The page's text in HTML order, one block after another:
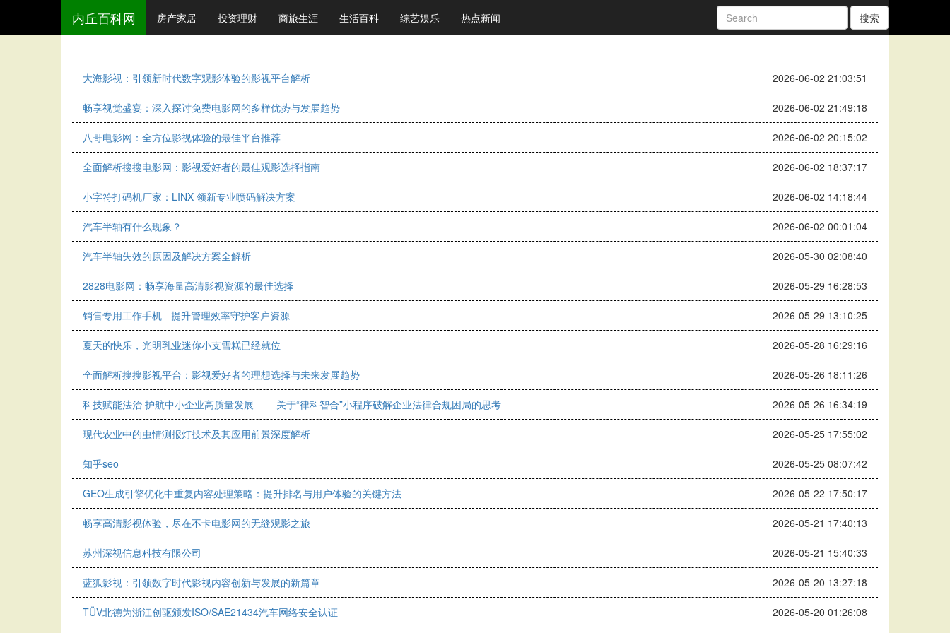
内丘百科网 房产家居 投资理财 商旅生涯 生活百科 综艺娱乐 热点新闻 搜索
大海影视：引领新时代数字观影体验的影视平台解析 2026-06-02 21:03:51
畅享视觉盛宴：深入探讨免费电影网的多样优势与发展趋势 2026-06-02 21:49:18
八哥电影网：全方位影视体验的最佳平台推荐 2026-06-02 20:15:02
全面解析搜搜电影网：影视爱好者的最佳观影选择指南 2026-06-02 18:37:17
小字符打码机厂家：LINX 领新专业喷码解决方案 2026-06-02 14:18:44
汽车半轴有什么现象？ 2026-06-02 00:01:04
汽车半轴失效的原因及解决方案全解析 2026-05-30 02:08:40
2828电影网：畅享海量高清影视资源的最佳选择 2026-05-29 16:28:53
销售专用工作手机 - 提升管理效率守护客户资源 2026-05-29 13:10:25
夏天的快乐，光明乳业迷你小支雪糕已经就位 2026-05-28 16:29:16
全面解析搜搜影视平台：影视爱好者的理想选择与未来发展趋势 2026-05-26 18:11:26
科技赋能法治 护航中小企业高质量发展 ——关于“律科智合”小程序破解企业法律合规困局的思考 2026-05-26 16:34:19
现代农业中的虫情测报灯技术及其应用前景深度解析 2026-05-25 17:55:02
知乎seo 2026-05-25 08:07:42
GEO生成引擎优化中重复内容处理策略：提升排名与用户体验的关键方法 2026-05-22 17:50:17
畅享高清影视体验，尽在不卡电影网的无缝观影之旅 2026-05-21 17:40:13
苏州深视信息科技有限公司 2026-05-21 15:40:33
蓝狐影视：引领数字时代影视内容创新与发展的新篇章 2026-05-20 13:27:18
TÜV北德为浙江创驱颁发ISO/SAE21434汽车网络安全认证 2026-05-20 01:26:08